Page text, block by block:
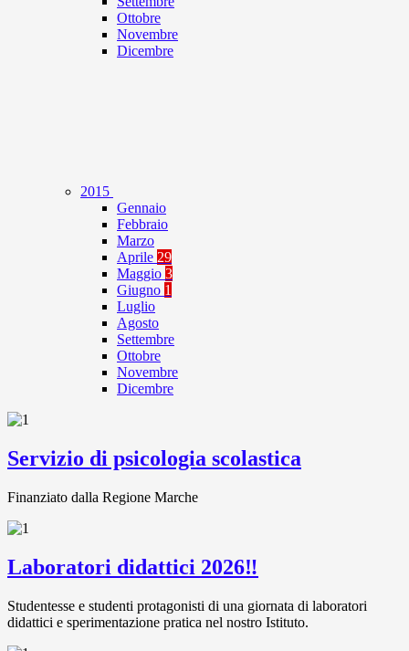
Ottobre
Novembre
Dicembre
2015
Gennaio
Febbraio
Marzo
Aprile 29
Maggio 3
Giugno 1
Luglio
Agosto
Settembre
Ottobre
Novembre
Dicembre
Servizio di psicologia scolastica
Finanziato dalla Regione Marche
Laboratori didattici 2026‼️
Studentesse e studenti protagonisti di una giornata di laboratori
didattici e sperimentazione pratica nel nostro Istituto.